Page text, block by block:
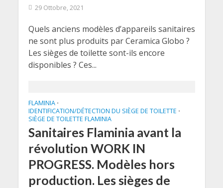
29 Ottobre, 2021
Quels anciens modèles d’appareils sanitaires
ne sont plus produits par Ceramica Globo ?
Les sièges de toilette sont-ils encore
disponibles ? Ces...
FLAMINIA •
IDENTIFICATION/DÉTECTION DU SIÈGE DE TOILETTE •
SIÈGE DE TOILETTE FLAMINIA
Sanitaires Flaminia avant la
révolution WORK IN
PROGRESS. Modèles hors
production. Les sièges de